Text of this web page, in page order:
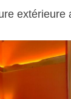
extérieure